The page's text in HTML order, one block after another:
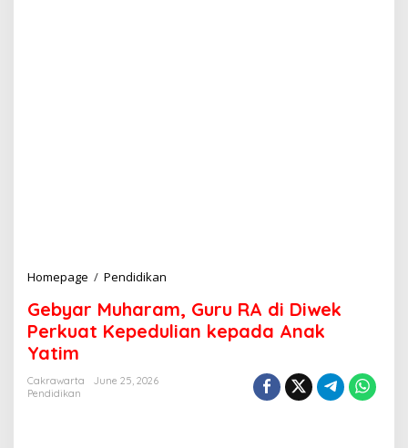
Homepage / Pendidikan
b
y
a
Gebyar Muharam, Guru RA di Diwek
Perkuat Kepedulian kepada Anak
Yatim
Cakrawarta
June 25, 2026
Pendidikan